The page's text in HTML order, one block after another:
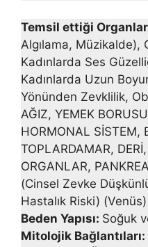
Temsil ettiği
Algılama, Müzika­lde),
Kadınlarda Ses
Kadınlarda Uzun
Yönünden Zevkli­lik,
AĞIZ, YEMEK
HORMONAL SİSTEM,
TOPLARDAMAR,
ORGANLAR,
(Cin­sel Zevke
Hastalık Riski) (Venüs)
Beden Yapısı: Soğuk
Mitolojik Bağlantıları: